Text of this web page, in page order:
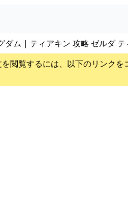
ダム | ティアキン 攻略 ゼルダ テ
を閲覧するには、以下のリンクを